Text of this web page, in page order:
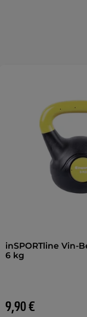
inSPORTline Vin-
6 kg
9,90 €